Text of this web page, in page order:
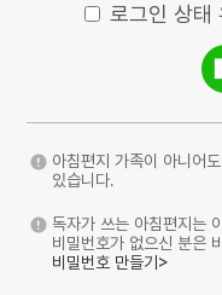
로그인 상태
아침편지 가족이 아니어
있습니다.
독자가 쓰는 아침편지는
비밀번호가 없으신 분은
비밀번호 만들기>